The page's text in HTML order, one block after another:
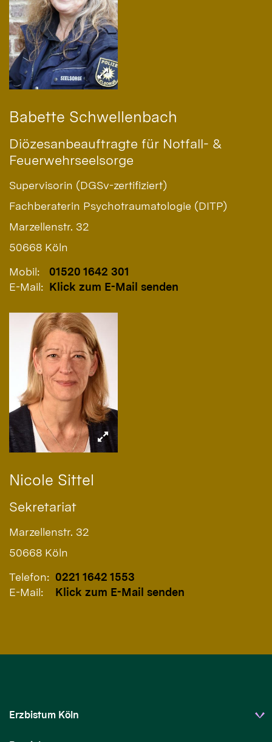
Babette Schwellenbach
Diözesanbeauftragte für Notfall- &
Feuerwehrseelsorge
Supervisorin (DGSv-zertifiziert)
Fachberaterin Psychotraumatologie (DITP)
Marzellenstr. 32
50668 Köln
Mobil:
01520 1642 301
E-Mail: Klick zum E-Mail senden
Nicole Sittel
Sekretariat
Marzellenstr. 32
50668 Köln
Telefon: 0221 1642 1553
E-Mail:
Klick zum E-Mail senden
Erzbistum Köln